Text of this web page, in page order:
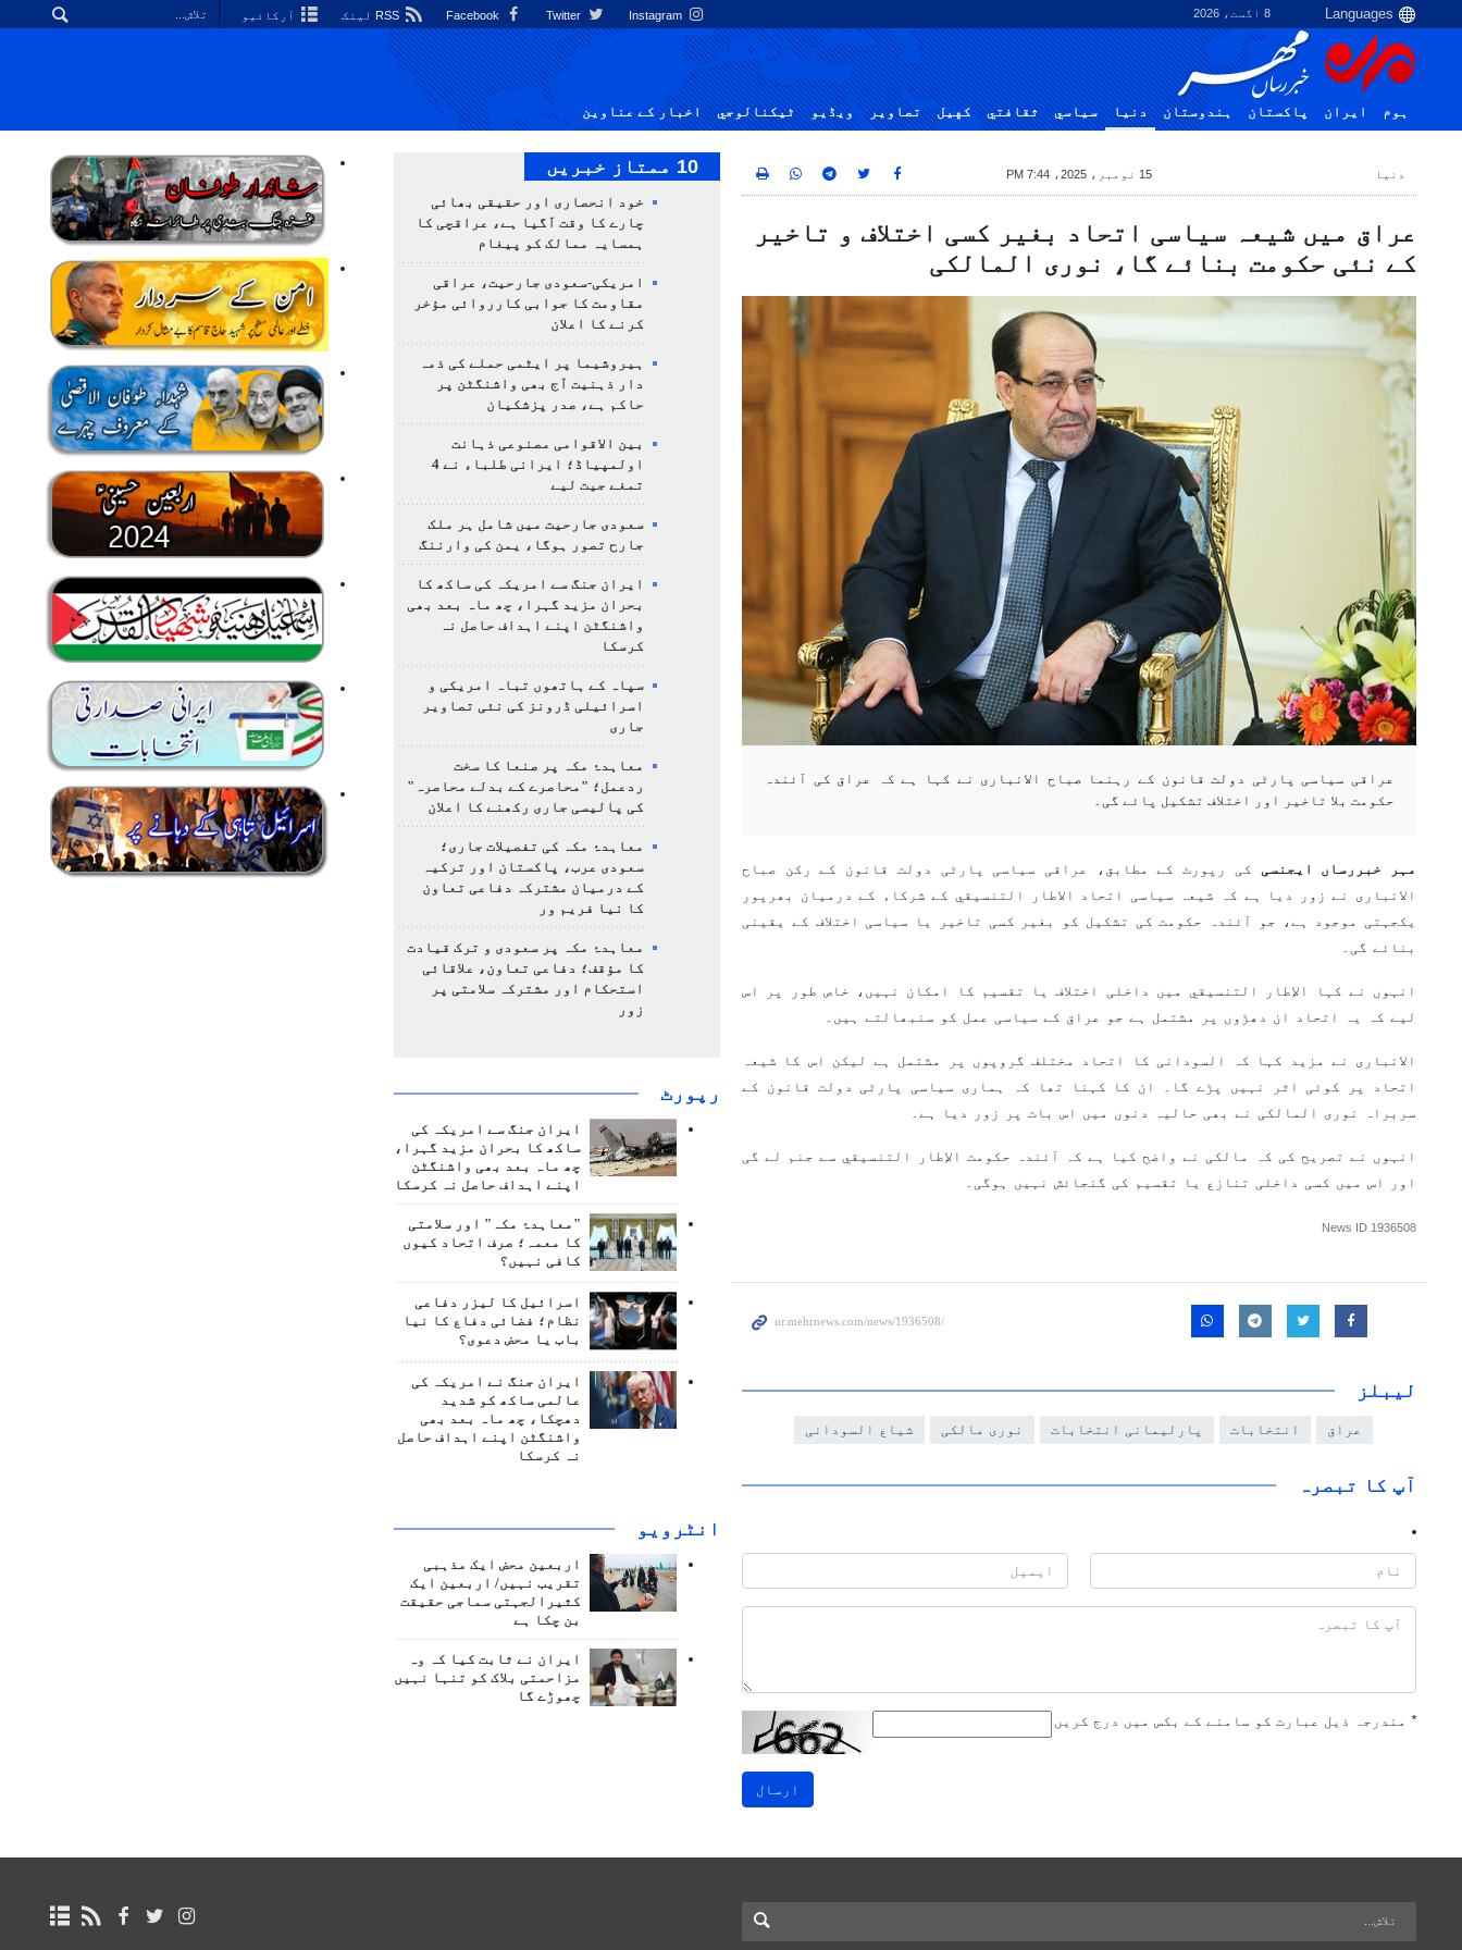
8 اگست، 2026 Instagram آرکائیو
ہوم ایران پاکستان ہندوستان دنیا سياسي ثقافتي کهيل تصاوير ویڈیو ٹيكنالوجي اخبار کے عناوین
دنیا 15 نومبر، 2025، 7:44 PM
عراق میں شیعہ سیاسی اتحاد بغیر کسی اختلاف و تاخیر
کے نئی حکومت بنائے گا، نوری المالکی
عراقی سیاسی پارٹی دولت قانون کے رہنما صباح الانباری نے کہا ہے کہ عراق کی آئندہ
حکومت بلا تاخیر اور اختلاف تشکیل پائے گی۔
مہر خبررساں ایجنسی کی رپورٹ کے مطابق، عراقی سیاسی پارٹی دولت قانون کے رکن صباح
الانباری نے زور دیا ہے کہ شیعہ سیاسی اتحاد الاطار التنسيقي کے شرکاء کے درمیان بھرپور
یکجہتی موجود ہے، جو آئندہ حکومت کی تشکیل کو بغیر کسی تاخیر یا سیاسی اختلاف کے یقینی
بنائے گی۔
انہوں نے کہا الإطار التنسيقي میں داخلی اختلاف یا تقسیم کا امکان نہیں، خاص طور پر اس
لیے کہ یہ اتحاد ان دھڑوں پر مشتمل ہے جو عراق کے سیاسی عمل کو سنبھالتے ہیں۔
الانباری نے مزید کہا کہ السودانی کا اتحاد مختلف گروپوں پر مشتمل ہے لیکن اس کا شیعہ
اتحاد پر کوئی اثر نہیں پڑے گا۔ ان کا کہنا تھا کہ ہماری سیاسی پارٹی دولت قانون کے
سربراہ نوری المالکی نے بھی حالیہ دنوں میں اس بات پر زور دیا ہے۔
انہوں نے تصریح کی کہ مالکی نے واضح کیا ہے کہ آئندہ حکومت الإطار التنسيقي سے جنم لے گی
اور اس میں کسی داخلی تنازع یا تقسیم کی گنجائش نہیں ہوگی۔
News ID 1936508
لیبلز
عراق انتخابات پارلیمانی انتخابات نوری مالکی شیاع السودانی
آپ کا تبصرہ
* مندرجہ ذیل عبارت کو سامنے کے بکس میں درج کریں
ارسال
10 ممتاز خبریں
خود انحصاری اور حقیقی بھائی
چارے کا وقت آگیا ہے، عراقچی کا
ہمسایہ ممالک کو پیغام
امریکی-سعودی جارحیت، عراقی
مقاومت کا جوابی کارروائی مؤخر
کرنے کا اعلان
ہیروشیما پر ایٹمی حملے کی ذمہ
دار ذہنیت آج بھی واشنگٹن پر
حاکم ہے، صدر پزشکیان
بین الاقوامی مصنوعی ذہانت
اولمپیاڈ؛ ایرانی طلباء نے 4
تمغے جیت لیے
سعودی جارحیت میں شامل ہر ملک
جارح تصور ہوگا، یمن کی وارننگ
ایران جنگ سے امریکہ کی ساکھ کا
بحران مزید گہرا، چھ ماہ بعد بھی
واشنگٹن اپنے اہداف حاصل نہ
کرسکا
سپاہ کے ہاتھوں تباہ امریکی و
اسرائیلی ڈرونز کی نئی تصاویر
جاری
معاہدۂ مکہ پر صنعا کا سخت
ردعمل؛ "محاصرے کے بدلے محاصرہ"
کی پالیسی جاری رکھنے کا اعلان
معاہدۂ مکہ کی تفصیلات جاری؛
سعودی عرب، پاکستان اور ترکیہ
کے درمیان مشترکہ دفاعی تعاون
کا نیا فریم ور
معاہدۂ مکہ پر سعودی و ترک قیادت
کا مؤقف؛ دفاعی تعاون، علاقائی
استحکام اور مشترکہ سلامتی پر
زور
رپورٹ
ایران جنگ سے امریکہ کی
ساکھ کا بحران مزید گہرا،
چھ ماہ بعد بھی واشنگٹن
اپنے اہداف حاصل نہ کرسکا
"معاہدۂ مکہ" اور سلامتی
کا معمہ؛ صرف اتحاد کیوں
کافی نہیں؟
اسرائیل کا لیزر دفاعی
نظام؛ فضائی دفاع کا نیا
باب یا محض دعوی؟
ایران جنگ نے امریکہ کی
عالمی ساکھ کو شدید
دھچکا، چھ ماہ بعد بھی
واشنگٹن اپنے اہداف حاصل
نہ کرسکا
انٹرويو
اربعین محض ایک مذہبی
تقریب نہیں/ اربعین ایک
کثیرالجہتی سماجی حقیقت
بن چکا ہے
ایران نے ثابت کیا کہ وہ
مزاحمتی بلاک کو تنہا نہیں
چھوڑے گا